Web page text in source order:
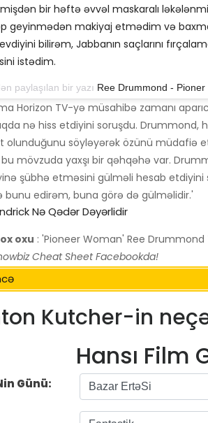
bir həftə əvvəl maskaralı
geyinmədən makiyaj etmədim və
bilirəm, Jabbanın saçlarını
istədim.
paylaşılan bir yazı Ree Drummond - Pioner
Horizon TV-yə müsahibə zamanı
nə hiss etdiyini soruşdu. Drummond,
olunduğunu söyləyərək özünü müdafiə
mövzuda yaxşı bir qəhqəhə var.
şübhə etməsini gülməli hesab etdiyini
bunu edirəm, buna görə də gülməlidir.'
Nə Qədər Dəyərlidir
oxu : 'Pioneer Woman' Ree
Cheat Sheet Facebookda!
Kutcher-in
Hansı Film
Günü: